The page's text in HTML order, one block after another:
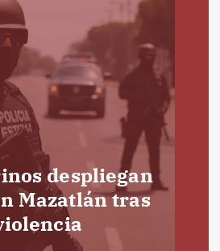
despliegan
Mazatlán tras